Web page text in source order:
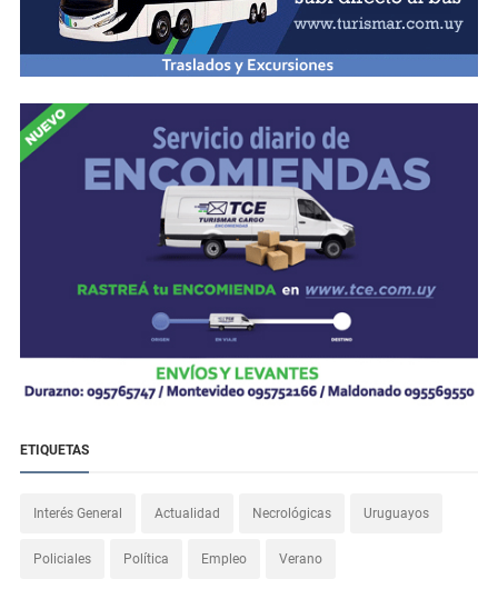
ETIQUETAS
Interés General Actualidad Necrológicas Uruguayos
Policiales Política Empleo Verano